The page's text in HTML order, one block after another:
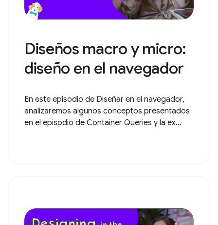
Diseños macro y micro:
diseño en el navegador
En este episodio de Diseñar en el navegador,
analizaremos algunos conceptos presentados
en el episodio de Container Queries y la ex...